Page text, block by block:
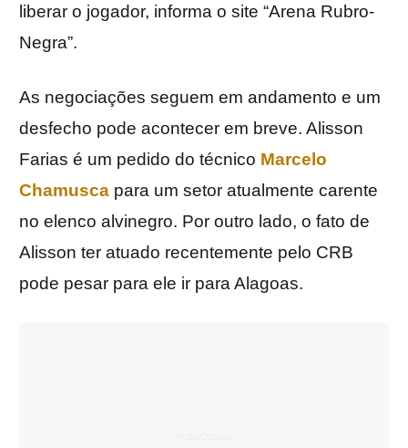
liberar o jogador, informa o site “Arena Rubro-
Negra”.
As negociações seguem em andamento e um
desfecho pode acontecer em breve. Alisson
Farias é um pedido do técnico Marcelo
Chamusca para um setor atualmente carente
no elenco alvinegro. Por outro lado, o fato de
Alisson ter atuado recentemente pelo CRB
pode pesar para ele ir para Alagoas.